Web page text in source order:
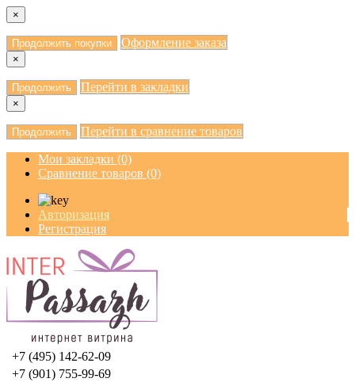
×
Продолжить покупки Оформление заказа
×
Продолжить Перейти в закладки
×
Продолжить Перейти в сравнение товаров
Мои закладки (0)
Сравнение товаров (0)
Авторизация
Регистрация
+7 (495) 142-62-09
+7 (901) 755-99-69